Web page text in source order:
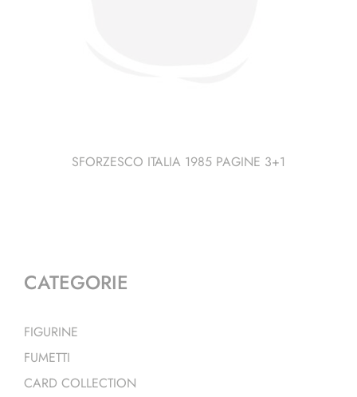
SFORZESCO ITALIA 1985 PAGINE 3+1
CATEGORIE
FIGURINE
FUMETTI
CARD COLLECTION